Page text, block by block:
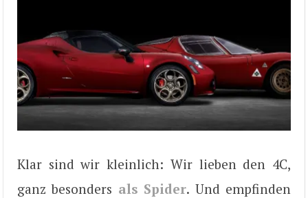
Klar sind wir kleinlich: Wir lieben den 4C,
ganz besonders als Spider. Und empfinden